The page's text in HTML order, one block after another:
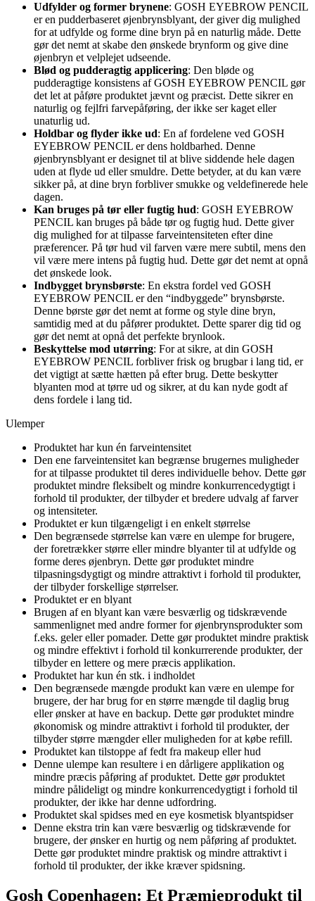
Udfylder og former brynene: GOSH EYEBROW PENCIL
er en pudderbaseret øjenbrynsblyant, der giver dig mulighed
for at udfylde og forme dine bryn på en naturlig måde. Dette
gør det nemt at skabe den ønskede brynform og give dine
øjenbryn et velplejet udseende.
Blød og pudderagtig applicering: Den bløde og
pudderagtige konsistens af GOSH EYEBROW PENCIL gør
det let at påføre produktet jævnt og præcist. Dette sikrer en
naturlig og fejlfri farvepåføring, der ikke ser kaget eller
unaturlig ud.
Holdbar og flyder ikke ud: En af fordelene ved GOSH
EYEBROW PENCIL er dens holdbarhed. Denne
øjenbrynsblyant er designet til at blive siddende hele dagen
uden at flyde ud eller smuldre. Dette betyder, at du kan være
sikker på, at dine bryn forbliver smukke og veldefinerede hele
dagen.
Kan bruges på tør eller fugtig hud: GOSH EYEBROW
PENCIL kan bruges på både tør og fugtig hud. Dette giver
dig mulighed for at tilpasse farveintensiteten efter dine
præferencer. På tør hud vil farven være mere subtil, mens den
vil være mere intens på fugtig hud. Dette gør det nemt at opnå
det ønskede look.
Indbygget brynsbørste: En ekstra fordel ved GOSH
EYEBROW PENCIL er den “indbyggede” brynsbørste.
Denne børste gør det nemt at forme og style dine bryn,
samtidig med at du påfører produktet. Dette sparer dig tid og
gør det nemt at opnå det perfekte brynlook.
Beskyttelse mod utørring: For at sikre, at din GOSH
EYEBROW PENCIL forbliver frisk og brugbar i lang tid, er
det vigtigt at sætte hætten på efter brug. Dette beskytter
blyanten mod at tørre ud og sikrer, at du kan nyde godt af
dens fordele i lang tid.
Ulemper
Produktet har kun én farveintensitet
Den ene farveintensitet kan begrænse brugernes muligheder
for at tilpasse produktet til deres individuelle behov. Dette gør
produktet mindre fleksibelt og mindre konkurrencedygtigt i
forhold til produkter, der tilbyder et bredere udvalg af farver
og intensiteter.
Produktet er kun tilgængeligt i en enkelt størrelse
Den begrænsede størrelse kan være en ulempe for brugere,
der foretrækker større eller mindre blyanter til at udfylde og
forme deres øjenbryn. Dette gør produktet mindre
tilpasningsdygtigt og mindre attraktivt i forhold til produkter,
der tilbyder forskellige størrelser.
Produktet er en blyant
Brugen af en blyant kan være besværlig og tidskrævende
sammenlignet med andre former for øjenbrynsprodukter som
f.eks. geler eller pomader. Dette gør produktet mindre praktisk
og mindre effektivt i forhold til konkurrerende produkter, der
tilbyder en lettere og mere præcis applikation.
Produktet har kun én stk. i indholdet
Den begrænsede mængde produkt kan være en ulempe for
brugere, der har brug for en større mængde til daglig brug
eller ønsker at have en backup. Dette gør produktet mindre
økonomisk og mindre attraktivt i forhold til produkter, der
tilbyder større mængder eller muligheden for at købe refill.
Produktet kan tilstoppe af fedt fra makeup eller hud
Denne ulempe kan resultere i en dårligere applikation og
mindre præcis påføring af produktet. Dette gør produktet
mindre pålideligt og mindre konkurrencedygtigt i forhold til
produkter, der ikke har denne udfordring.
Produktet skal spidses med en eye kosmetisk blyantspidser
Denne ekstra trin kan være besværlig og tidskrævende for
brugere, der ønsker en hurtig og nem påføring af produktet.
Dette gør produktet mindre praktisk og mindre attraktivt i
forhold til produkter, der ikke kræver spidsning.
Gosh Copenhagen: Et Præmieprodukt til